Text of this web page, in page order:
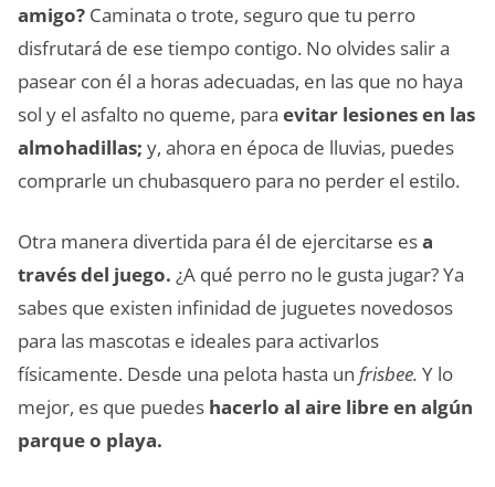
amigo? Caminata o trote, seguro que tu perro
disfrutará de ese tiempo contigo. No olvides salir a
pasear con él a horas adecuadas, en las que no haya
sol y el asfalto no queme, para evitar lesiones en las
almohadillas; y, ahora en época de lluvias, puedes
comprarle un chubasquero para no perder el estilo.
Otra manera divertida para él de ejercitarse esa
través del juego. ¿A qué perro no le gusta jugar? Ya
sabes que existen infinidad de juguetes novedosos
para las mascotas e ideales para activarlos
físicamente. Desde una pelota hasta un frisbee. Y lo
mejor, es que puedes hacerlo al aire libre en algún
parque o playa.